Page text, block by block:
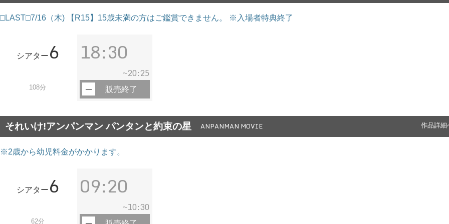
□LAST□7/16（木) 【R15】15歳未満の方はご鑑賞できません。 ※入場者特典終了
シアター 6
108分
18:30
~20:25
販売終了
それいけ!アンパンマン パンタンと約束の星 ANPANMAN MOVIE 作品詳細
※2歳から幼児料金がかかります。
シアター 6
62分
09:20
~10:30